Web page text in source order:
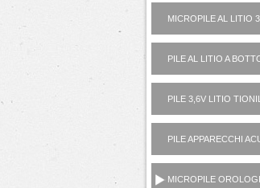
MICROPILE AL LITIO
PILE AL LITIO A
PILE 3,6V LITIO
3V LITIO
PILE APPARECCHI
1,4V ZINCO ARIA
MICROPILE